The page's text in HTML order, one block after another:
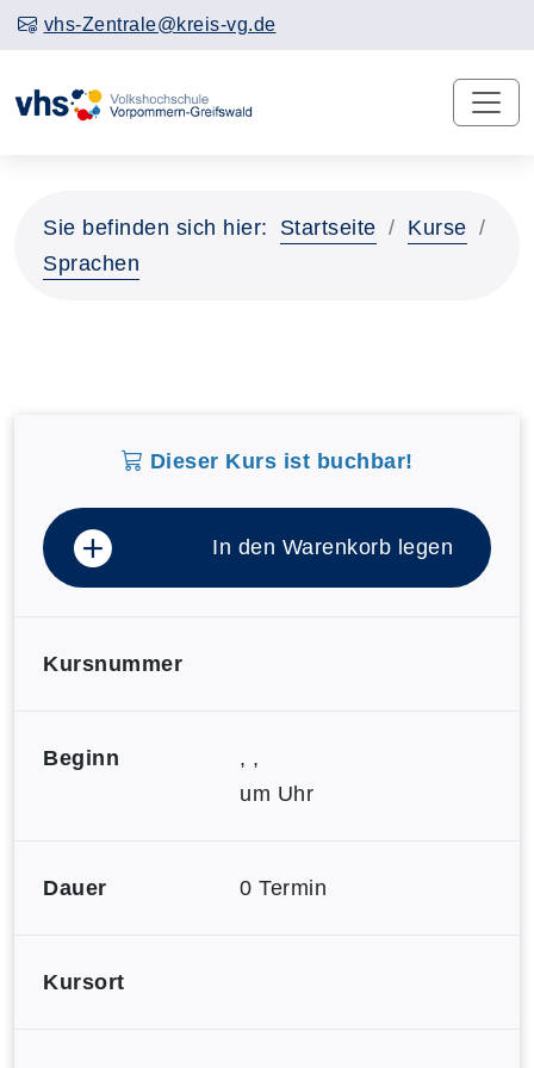
vhs-Zentrale@kreis-vg.de
Sie befinden sich hier: Startseite
Kurse
Sprachen
Dieser Kurs ist buchbar!
In den Warenkorb legen
Kursnummer
Beginn
, ,
um Uhr
Dauer 0 Termin
Kursort